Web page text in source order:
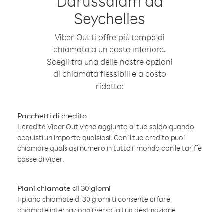
Seychelles
Viber Out ti offre più tempo di
chiamata a un costo inferiore.
Scegli tra una delle nostre opzioni
di chiamata flessibili e a costo
ridotto:
Pacchetti di credito
Il credito Viber Out viene aggiunto al tuo saldo quando
acquisti un importo qualsiasi. Con il tuo credito puoi
chiamare qualsiasi numero in tutto il mondo con le tariffe
basse di Viber.
Piani chiamate di 30 giorni
Il piano chiamate di 30 giorni ti consente di fare
chiamate internazionali verso la tua destinazione